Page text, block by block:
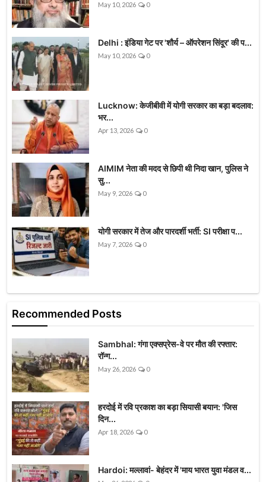
May 10, 2026 0
Delhi : इंडिया गेट पर 'शौर्य – ऑपरेशन सिंदूर' की प...
May 10, 2026 0
Lucknow: केजीबीवी में योगी सरकार का बड़ा बदलाव:
भर...
Apr 13, 2026 0
AIMIM नेता की मदद से छिपी थी निदा खान, पुलिस ने
सु...
May 9, 2026 0
योगी सरकार में तेज और पारदर्शी भर्ती: SI परीक्षा प...
May 7, 2026 0
Recommended Posts
Sambhal: गंगा एक्सप्रेस-वे पर मौत की रफ्तार:
रॉन्ग...
May 26, 2026 0
हरदोई में रवि प्रकाश का बड़ा सियासी बयान: 'जिस
दिन...
Apr 18, 2026 0
Hardoi: मल्लावां- बेहंदर में 'माय भारत युवा मंडल व...